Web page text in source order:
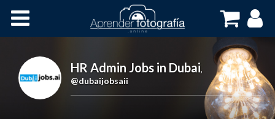
Cursos OnLine
HR Admin Jobs in Dubai,
@dubaijobsaii